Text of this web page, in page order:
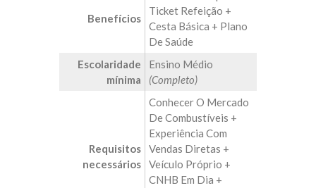
Benefícios
Ticket Refeição +
Cesta Básica + Plano
De Saúde
Escolaridade
mínima
Ensino Médio
(Completo)
Requisitos
necessários
Conhecer O Mercado
De Combustíveis +
Experiência Com
Vendas Diretas +
Veículo Próprio +
CNHB Em Dia +